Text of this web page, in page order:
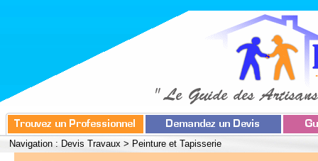
Navigation : Devis Travaux > Peinture et Tapisserie